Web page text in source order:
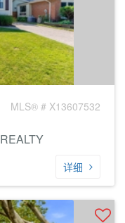
MLS® # X13607532
详细